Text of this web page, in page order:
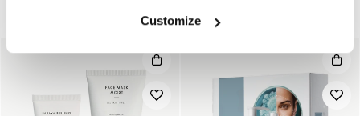
Customize
Start & resekit